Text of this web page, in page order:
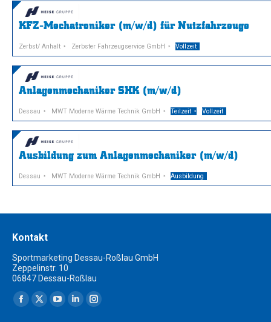
KFZ-Mechatroniker (m/w/d) für Nutzfahrzeuge
Zerbst/ Anhalt Zerbster Fahrzeugservice GmbH Vollzeit
Anlagenmechaniker SHK (m/w/d)
Dessau MWT Moderne Wärme Technik GmbH Teilzeit Vollzeit
Ausbildung zum Anlagenmechaniker (m/w/d)
Dessau MWT Moderne Wärme Technik GmbH Ausbildung
Kontakt
Sportmarketing Dessau-Roßlau GmbH
Zeppelinstr. 10
06847 Dessau-Roßlau
Finden Sie uns auf:
Facebook
X
YouTube
LinkedinInstagram